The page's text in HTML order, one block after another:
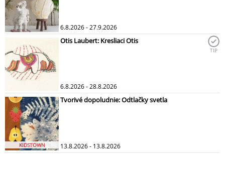
6.8.2026 - 27.9.2026
Otis Laubert: Kresliaci Otis
6.8.2026 - 28.8.2026
TIP
KIDSTOWN
Tvorivé dopoludnie: Odtlačky svetla
13.8.2026 - 13.8.2026